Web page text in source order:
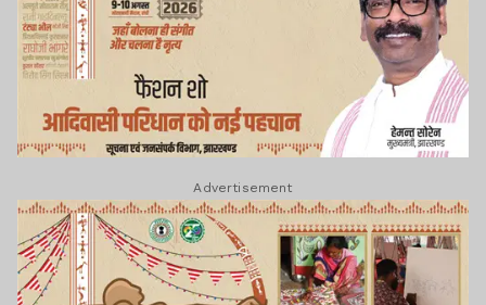
Advertisement